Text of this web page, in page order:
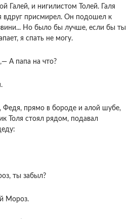
Галей, и нигилистом Толей. Галя
вдруг присмирел. Он подошел к
Но было бы лучше, если бы ты
я спать не могу.
А папа на что?
Федя, прямо в бороде и алой шубе,
Толя стоял рядом, подавал
ты забыл?
Мороз.